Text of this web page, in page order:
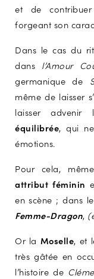
et de
forgeant son
Dans le cas du
dans l’Amour
germanique de
même de laisser
laisser advenir
équilibrée, qui
émotions.
Pour cela,
attribut féminin
en scène ; dans
Femme-Dragon,
Or la Moselle, et
très gâtée en
l’histoire de